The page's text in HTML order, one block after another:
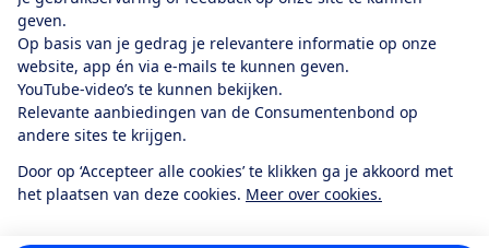
geven.
Op basis van je gedrag je relevantere informatie op onze
website, app én via e-mails te kunnen geven.
YouTube-video’s te kunnen bekijken.
Relevante aanbiedingen van de Consumentenbond op
andere sites te krijgen.
Door op ‘Accepteer alle cookies’ te klikken ga je akkoord met
het plaatsen van deze cookies. Meer over cookies.
app
Algemene Voorwaarden
Privacyverklaring
Cookiebeleid
Privacyvoorkeuren
Toegankelijkheid
RSS-feed nieuws
Facebook
TwitterInstagram
YoutubeLinkedIn
12.901consumentenbeoordelen de Consumentenbondmet gemiddeld